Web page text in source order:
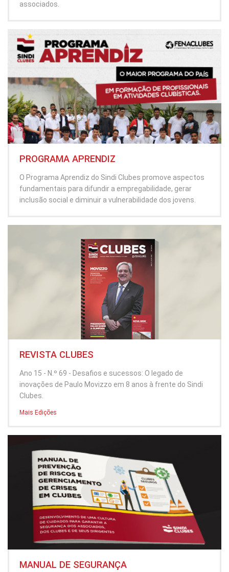
associados.
PROGRAMA APRENDIZ
O Programa Aprendiz do Sindi Clubes promove aspectos
fundamentais para difundir a empregabilidade, gerar
inclusão social e diminuir a vulnerabilidade dos jovens.
REVISTA CLUBES
Ano 15 - N.º 69 - Desafios e sucessos: O legado de
inovações de Paulo Movizzo em 8 anos à frente do Sindi
Clubes.
Mais Edições
MANUAL DE SEGURANÇA